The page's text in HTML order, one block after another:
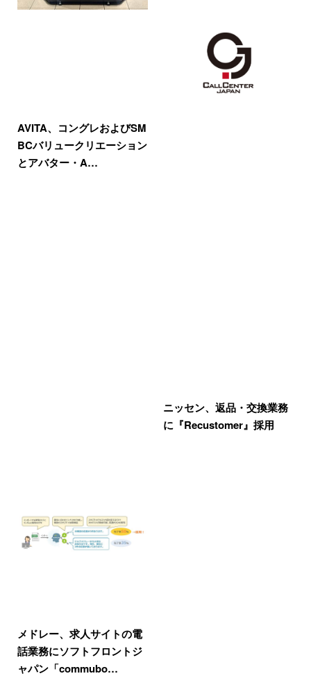
AVITA、コングレおよびSM
BCバリュークリエーション
とアバター・A…
ニッセン、返品・交換業務
に『Recustomer』採用
メドレー、求人サイトの電
話業務にソフトフロントジ
ャパン「commubo…